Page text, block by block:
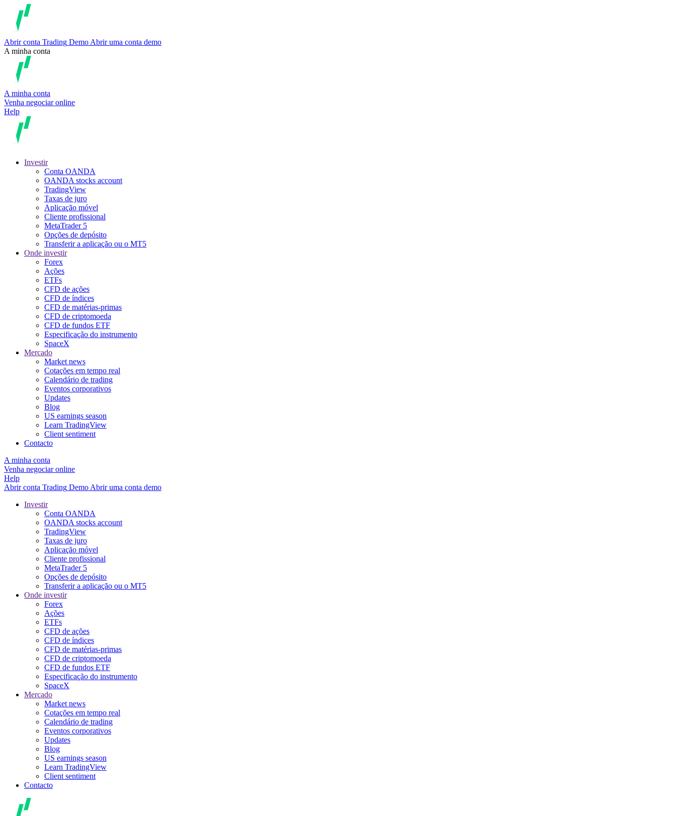
Abrir conta Trading Demo Abrir uma conta demo
A minha conta
A minha conta
Venha negociar online
Help
Investir
Conta OANDA
OANDA stocks account
TradingView
Taxas de juro
Aplicação móvel
Cliente profissional
MetaTrader 5
Opções de depósito
Transferir a aplicação ou o MT5
Onde investir
Forex
Ações
ETFs
CFD de ações
CFD de índices
CFD de matérias-primas
CFD de criptomoeda
CFD de fundos ETF
Especificação do instrumento
SpaceX
Mercado
Market news
Cotações em tempo real
Calendário de trading
Eventos corporativos
Updates
Blog
US earnings season
Learn TradingView
Client sentiment
Contacto
A minha conta
Venha negociar online
Help
Abrir conta Trading Demo Abrir uma conta demo
Investir
Conta OANDA
OANDA stocks account
TradingView
Taxas de juro
Aplicação móvel
Cliente profissional
MetaTrader 5
Opções de depósito
Transferir a aplicação ou o MT5
Onde investir
Forex
Ações
ETFs
CFD de ações
CFD de índices
CFD de matérias-primas
CFD de criptomoeda
CFD de fundos ETF
Especificação do instrumento
SpaceX
Mercado
Market news
Cotações em tempo real
Calendário de trading
Eventos corporativos
Updates
Blog
US earnings season
Learn TradingView
Client sentiment
Contacto